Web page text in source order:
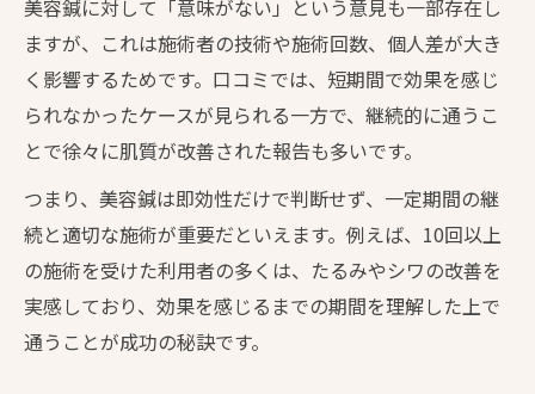
美容鍼を続ける価値は口コミで証明できる
デメリットと不安点を口コミから探る美容鍼
美容鍼のデメリットを口コミで徹底調査
美容鍼の痛みや副作用に関する口コミ
美容鍼は危険なのか不安な口コミを解説
美容鍼意味ないと感じた人の体験談
美容鍼で後悔した口コミの共通点とは
美容鍼の評判から見える理想の肌作りとは
美容鍼評判から導く理想の肌への近道
美容鍼に対して「意味がない」という意見も一部存在し
ますが、これは施術者の技術や施術回数、個人差が大き
く影響するためです。口コミでは、短期間で効果を感じ
られなかったケースが見られる一方で、継続的に通うこ
とで徐々に肌質が改善された報告も多いです。
つまり、美容鍼は即効性だけで判断せず、一定期間の継
続と適切な施術が重要だといえます。例えば、10回以上
の施術を受けた利用者の多くは、たるみやシワの改善を
実感しており、効果を感じるまでの期間を理解した上で
通うことが成功の秘訣です。